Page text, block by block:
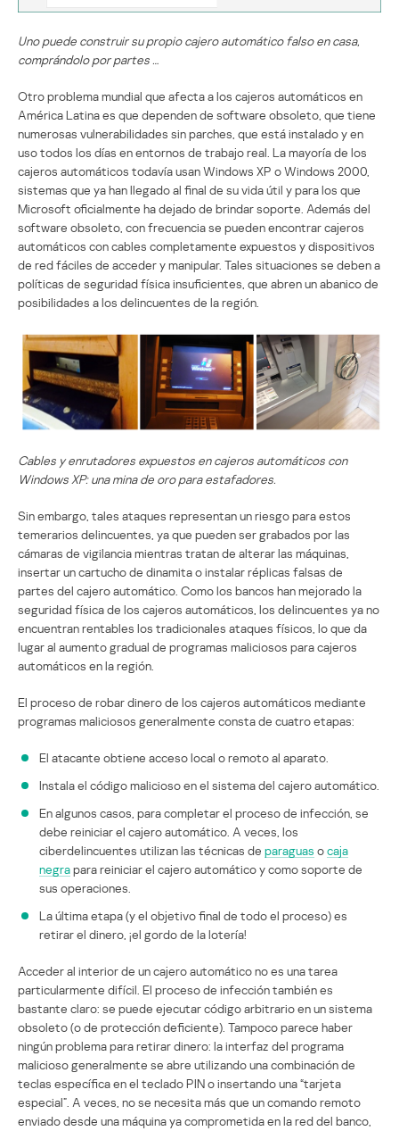
Uno puede construir su propio cajero automático falso en casa,
comprándolo por partes …
Otro problema mundial que afecta a los cajeros automáticos en
América Latina es que dependen de software obsoleto, que tiene
numerosas vulnerabilidades sin parches, que está instalado y en
uso todos los días en entornos de trabajo real. La mayoría de los
cajeros automáticos todavía usan Windows XP o Windows 2000,
sistemas que ya han llegado al final de su vida útil y para los que
Microsoft oficialmente ha dejado de brindar soporte. Además del
software obsoleto, con frecuencia se pueden encontrar cajeros
automáticos con cables completamente expuestos y dispositivos
de red fáciles de acceder y manipular. Tales situaciones se deben a
políticas de seguridad física insuficientes, que abren un abanico de
posibilidades a los delincuentes de la región.
Cables y enrutadores expuestos en cajeros automáticos con
Windows XP: una mina de oro para estafadores.
Sin embargo, tales ataques representan un riesgo para estos
temerarios delincuentes, ya que pueden ser grabados por las
cámaras de vigilancia mientras tratan de alterar las máquinas,
insertar un cartucho de dinamita o instalar réplicas falsas de
partes del cajero automático. Como los bancos han mejorado la
seguridad física de los cajeros automáticos, los delincuentes ya no
encuentran rentables los tradicionales ataques físicos, lo que da
lugar al aumento gradual de programas maliciosos para cajeros
automáticos en la región.
El proceso de robar dinero de los cajeros automáticos mediante
programas maliciosos generalmente consta de cuatro etapas:
El atacante obtiene acceso local o remoto al aparato.
Instala el código malicioso en el sistema del cajero automático.
En algunos casos, para completar el proceso de infección, se
debe reiniciar el cajero automático. A veces, los
ciberdelincuentes utilizan las técnicas de paraguas ocaja
negrapara reiniciar el cajero automático y como soporte de
sus operaciones.
La última etapa (y el objetivo final de todo el proceso) es
retirar el dinero, ¡el gordo de la lotería!
Acceder al interior de un cajero automático no es una tarea
particularmente difícil. El proceso de infección también es
bastante claro: se puede ejecutar código arbitrario en un sistema
obsoleto (o de protección deficiente). Tampoco parece haber
ningún problema para retirar dinero: la interfaz del programa
malicioso generalmente se abre utilizando una combinación de
teclas específica en el teclado PIN o insertando una “tarjeta
especial”. A veces, no se necesita más que un comando remoto
enviado desde una máquina ya comprometida en la red del banco,